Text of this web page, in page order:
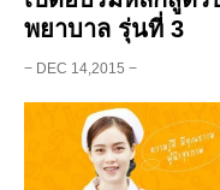
พยาบาล รุ่นที่ 3
− DEC 14,2015 −